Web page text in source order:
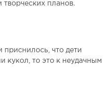
творческих планов.
приснилось, что дети
кукол, то это к неудачным